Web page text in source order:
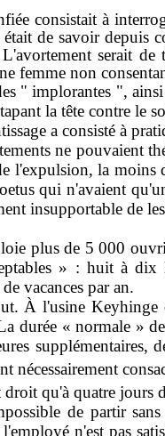
consistait à
de savoir depuis
serait
femme non
" implorantes ",
la tête contre le
a consisté à
ne pou­vaient
l'expulsion, la moins
qui n'avaient
insupportable de
plus de 5 000
» : huit à
vacances par an.
À l'usine Keyhinge
durée « normale »
nécessaire­ment
qu'à quatre jours
de partir
n'est pas